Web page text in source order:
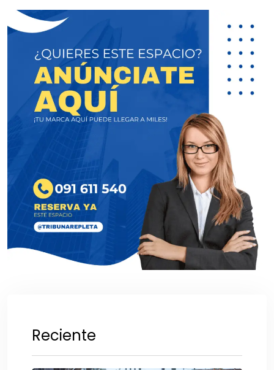
Reciente